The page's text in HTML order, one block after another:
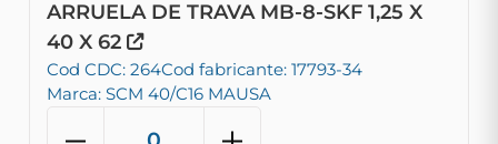
ARRUELA DE TRAVA MB-8-SKF 1,25 X
40 X 62
Cod CDC: 264Cod fabricante: 17793-34
Marca: SCM 40/C16 MAUSA